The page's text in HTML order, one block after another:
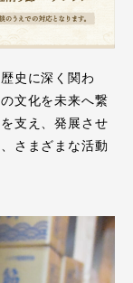
史に深く関わ
文化を未来へ繋
支え、発展させ
さまざまな活動